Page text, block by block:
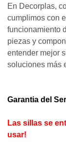
En Decorplas,
cumplimos con
funcionamiento
piezas y
entender mejor
soluciones más
Garantia del
Las sillas se
usar!